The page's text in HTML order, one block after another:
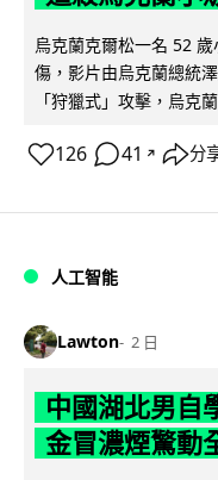
烏克蘭克爾松一名 52
傷，影片由烏克蘭總統
「狩獵式」攻擊，烏克
126 41 ↗ 分
人工智能
Lawton 2 日
中國湖北男自
金冒濃煙驚動